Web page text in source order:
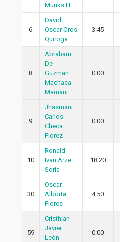
Munks III
6
David
Oscar Oros
Quiroga
3:45
8
Abraham
De
Guzman
Machaca
Mamani
0:00
9
Jhasmani
Carlos
Checa
Florez
0:00
10
Ronald
Ivan Arze
Soria
18:20
30
Oscar
Alborta
Flores
4:50
59
Cristhian
Javier
León
0:00